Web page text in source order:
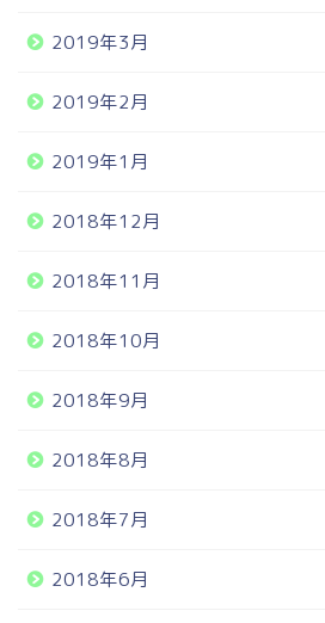
2019年3月
2019年2月
2019年1月
2018年12月
2018年11月
2018年10月
2018年9月
2018年8月
2018年7月
2018年6月